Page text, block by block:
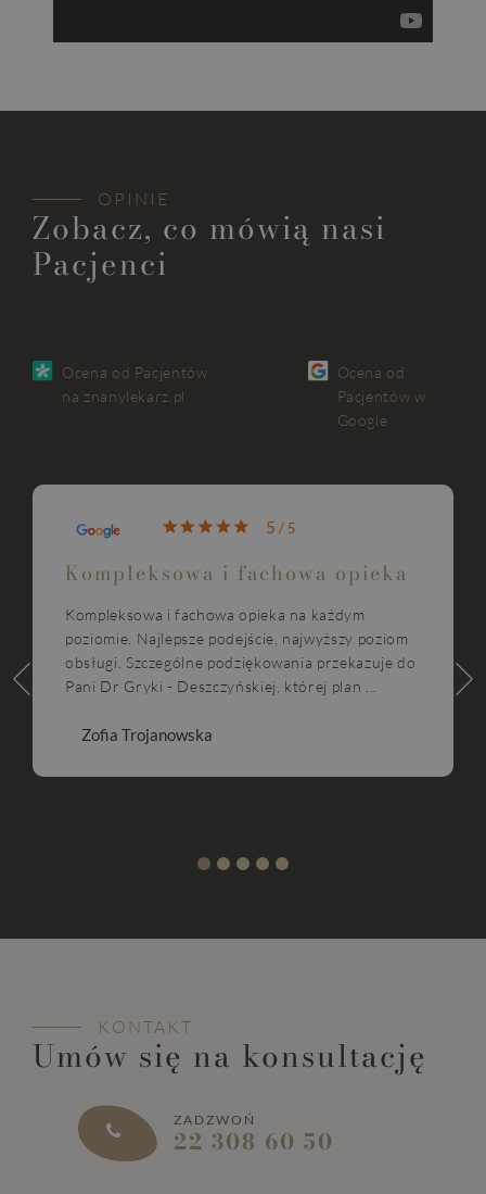
Zobacz, co mówią nasi
Pacjenci
OPINIE
Ocena od Pacjentów
na znanylekarz.pl
Ocena od
Pacjentów w
Google
5 / 5
Kompleksowa i fachowa opieka
Kompleksowa i fachowa opieka na każdym
poziomie. Najlepsze podejście, najwyższy poziom
obsługi. Szczególne podziękowania przekazuje do
Pani Dr Gryki - Deszczyńskiej, której plan ...
Zofia Trojanowska
Umów się na konsultację
KONTAKT
ZADZWOŃ
22 308 60 50